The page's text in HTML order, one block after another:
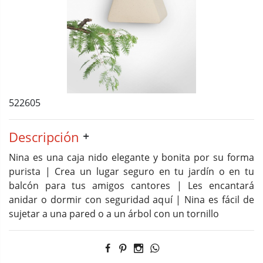
522605
Descripción
Nina es una caja nido elegante y bonita por su forma
purista | Crea un lugar seguro en tu jardín o en tu
balcón para tus amigos cantores | Les encantará
anidar o dormir con seguridad aquí | Nina es fácil de
sujetar a una pared o a un árbol con un tornillo